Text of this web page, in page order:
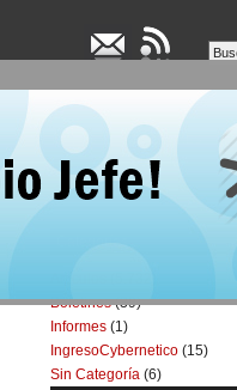
BOLETINES
Boletines(39)
Informes (1)
IngresoCybernetico (15)
Sin Categoría (6)